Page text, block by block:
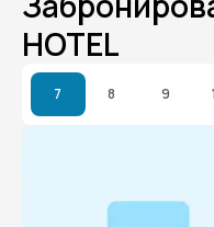
HOTEL
7 8 9